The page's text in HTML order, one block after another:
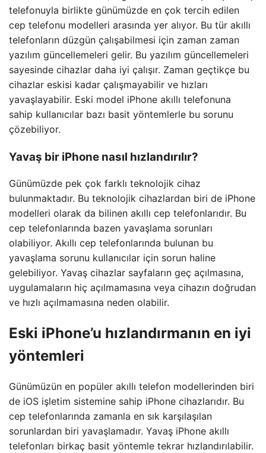
telefonuyla birlikte günümüzde en çok tercih edilen
cep telefonu modelleri arasında yer alıyor. Bu tür akıllı
telefonların düzgün çalışabilmesi için zaman zaman
yazılım güncellemeleri gelir. Bu yazılım güncellemeleri
sayesinde cihazlar daha iyi çalışır. Zaman geçtikçe bu
cihazlar eskisi kadar çalışmayabilir ve hızları
yavaşlayabilir. Eski model iPhone akıllı telefonuna
sahip kullanıcılar bazı basit yöntemlerle bu sorunu
çözebiliyor.
Yavaş bir iPhone nasıl hızlandırılır?
Günümüzde pek çok farklı teknolojik cihaz
bulunmaktadır. Bu teknolojik cihazlardan biri de iPhone
modelleri olarak da bilinen akıllı cep telefonlarıdır. Bu
cep telefonlarında bazen yavaşlama sorunları
olabiliyor. Akıllı cep telefonlarında bulunan bu
yavaşlama sorunu kullanıcılar için sorun haline
gelebiliyor. Yavaş cihazlar sayfaların geç açılmasına,
uygulamaların hiç açılmamasına veya cihazın doğrudan
ve hızlı açılmamasına neden olabilir.
Eski iPhone’u hızlandırmanın en iyi
yöntemleri
Günümüzün en popüler akıllı telefon modellerinden biri
de iOS işletim sistemine sahip iPhone cihazlarıdır. Bu
cep telefonlarında zamanla en sık karşılaşılan
sorunlardan biri yavaşlamadır. Yavaş iPhone akıllı
telefonları birkaç basit yöntemle tekrar hızlandırılabilir.